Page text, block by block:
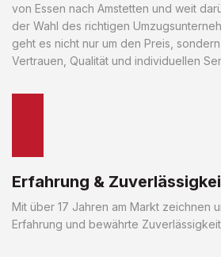
von Essen nach Amstetten und weit
der Wahl des richtigen
geht es nicht nur um den Preis,
Vertrauen, Qualität und individuellen
Erfahrung &
Mit über 17 Jahren am Markt zeichnen
Erfahrung und bewährte Zuverlässigkeit